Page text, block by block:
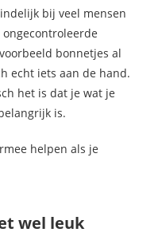
bij veel mensen
bonnetjes al
echt iets aan de hand.
het is dat je wat je
is.
helpen als je
wel leuk